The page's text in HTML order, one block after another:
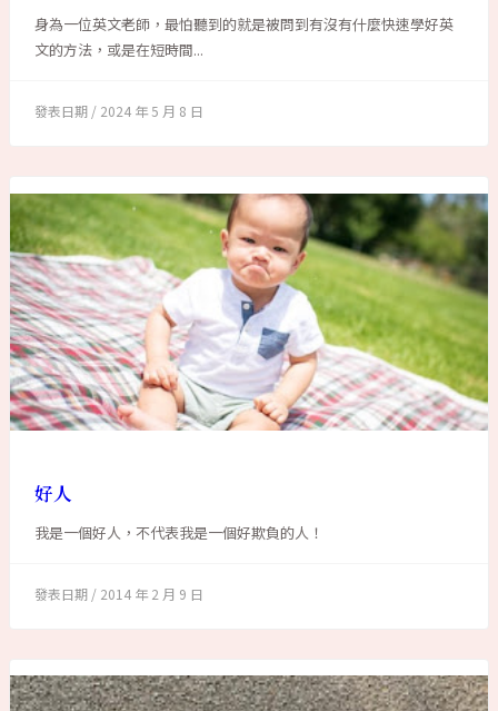
身為一位英文老師，最怕聽到的就是被問到有沒有什麼快速學好英
文的方法，或是在短時間...
2024 年 5 月 8 日
好人
我是一個好人，不代表我是一個好欺負的人！
2014 年 2 月 9 日